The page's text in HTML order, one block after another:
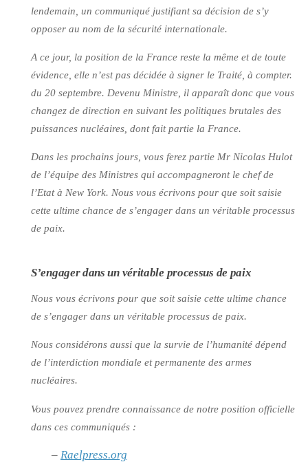
lendemain, un communiqué justifiant sa décision de s’y
opposer au nom de la sécurité internationale.
A ce jour, la position de la France reste la même et de toute
évidence, elle n’est pas décidée à signer le Traité, à compter.
du 20 septembre. Devenu Ministre, il apparaît donc que vous
changez de direction en suivant les politiques brutales des
puissances nucléaires, dont fait partie la France.
Dans les prochains jours, vous ferez partie Mr Nicolas Hulot
de l’équipe des Ministres qui accompagneront le chef de
l’Etat à New York. Nous vous écrivons pour que soit saisie
cette ultime chance de s’engager dans un véritable processus
de paix.
S’engager dans un véritable processus de paix
Nous vous écrivons pour que soit saisie cette ultime chance
de s’engager dans un véritable processus de paix.
Nous considérons aussi que la survie de l’humanité dépend
de l’interdiction mondiale et permanente des armes
nucléaires.
Vous pouvez prendre connaissance de notre position officielle
dans ces communiqués :
– Raelpress.org